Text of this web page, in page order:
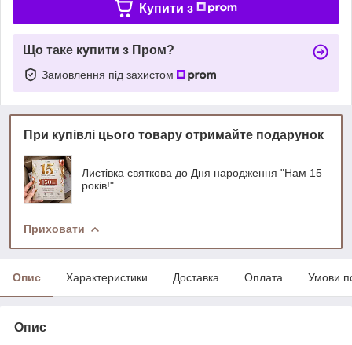
Купити з
Що таке купити з Пром?
Замовлення під захистом
При купівлі цього товару отримайте подарунок
Листівка святкова до Дня народження "Нам 15
років!"
Приховати
Опис Характеристики Доставка Оплата Умови
Опис